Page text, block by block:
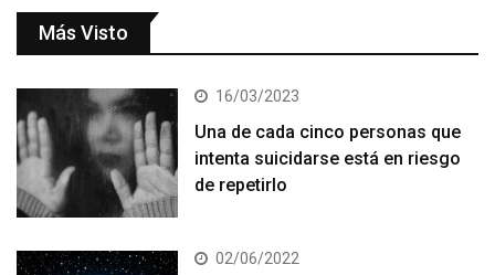
Más Visto
16/03/2023
Una de cada cinco personas que
intenta suicidarse está en riesgo
de repetirlo
02/06/2022